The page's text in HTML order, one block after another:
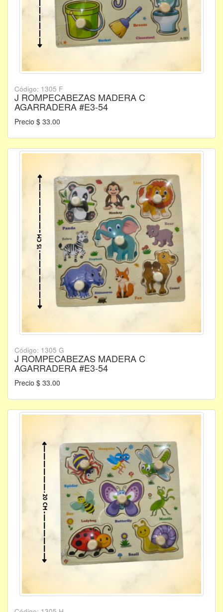
Código: 1305 F
J ROMPECABEZAS MADERA C
AGARRADERA #E3-54
Precio $ 33.00
Código: 1305 G
J ROMPECABEZAS MADERA C
AGARRADERA #E3-54
Precio $ 33.00